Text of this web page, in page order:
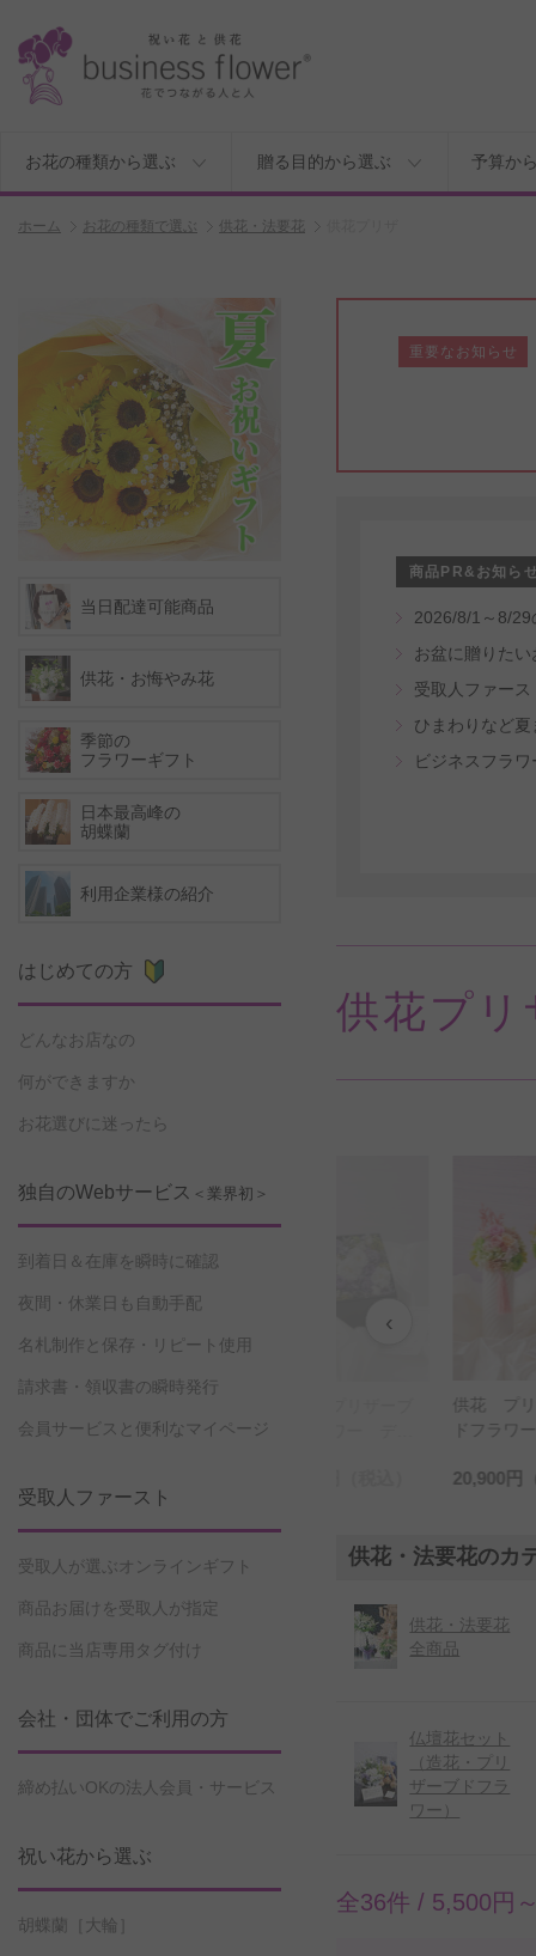
お花の種類から選ぶ 贈る目的から選ぶ 予算か
ホーム お花の種類で選ぶ 供花・法要花
重要なお知らせ
商品PR&お知ら
2026/8/1～8/29
お盆に贈りた
ひまわりなど夏
ビジネスフラ
供花プリ
‹
ー デザ
和遊
-ラベン
と備長
ドフラワー 遺影
供花 プリ
ドフラワ
20,900円
供花・法要花のカ
供花・法要花
全商品
仏壇花セット
（造花・プリ
ザーブドフラ
ワー）
全36件 / 5,500円
当日配達可能商品
供花・お悔やみ花
季節の
フラワーギフト
日本最高峰の
胡蝶蘭
利用企業様の紹介
はじめての方
どんなお店なの
何ができますか
お花選びに迷ったら
独自のWebサービス ＜業界初＞
到着日＆在庫を瞬時に確認
夜間・休業日も自動手配
名札制作と保存・リピート使用
請求書・領収書の瞬時発行
会員サービスと便利なマイページ
受取人ファースト
受取人が選ぶオンラインギフト
商品お届けを受取人が指定
商品に当店専用タグ付け
会社・団体でご利用の方
締め払いOKの法人会員・サービス
祝い花から選ぶ
胡蝶蘭［大輪］